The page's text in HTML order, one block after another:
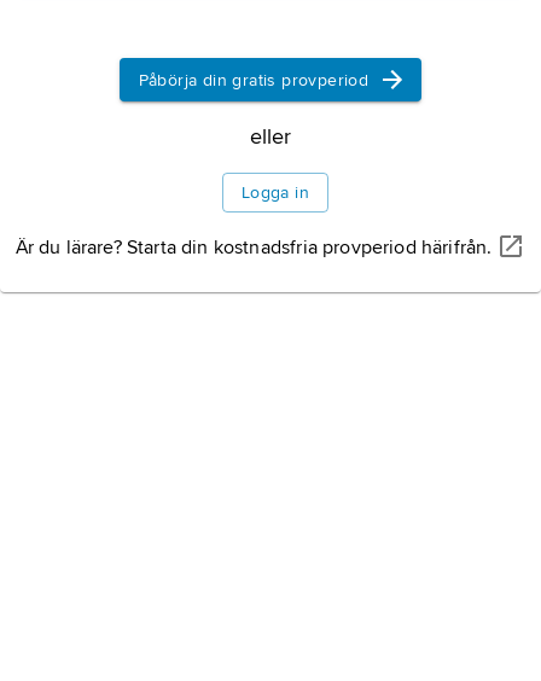
Information om artikeln
Påbörja din gratis provperiod
eller
Logga in
Är du lärare? Starta din kostnadsfria provperiod härifrån.